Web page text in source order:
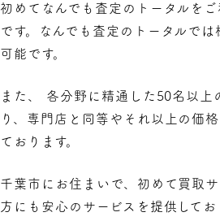
初めてなんでも査定のトータルを
です。なんでも査定のトータルで
可能です。
また、 各分野に精通した50名以上
り、専門店と同等やそれ以上の価
ております。
千葉市にお住まいで、初めて買取
方にも安心のサービスを提供して